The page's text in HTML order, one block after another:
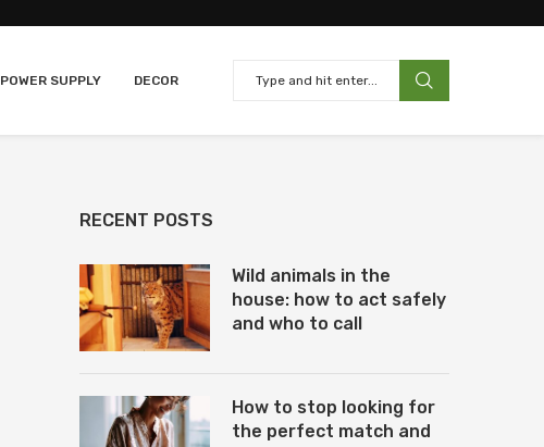
POWER SUPPLY DECOR
RECENT POSTS
Wild animals in the
house: how to act safely
and who to call
How to stop looking for
the perfect match and